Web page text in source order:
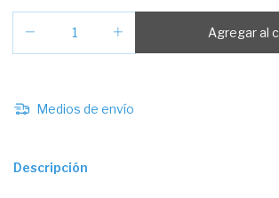
Medios de envío
Descripción